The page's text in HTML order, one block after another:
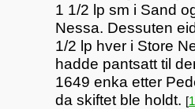
1 1/2 lp sm i Sand
Nessa. Dessuten
1/2 lp hver i Store
hadde pantsatt til
1649 enka etter
da skiftet ble holdt. [